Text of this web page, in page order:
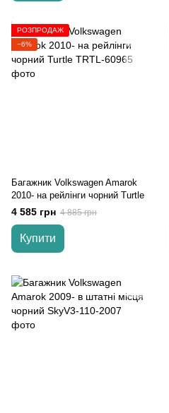
РОЗПРОДАЖ
−6%
Багажник Volkswagen Amarok
2010- на рейлінги чорний Turtle
4 585 грн 4 885 грн
Купити